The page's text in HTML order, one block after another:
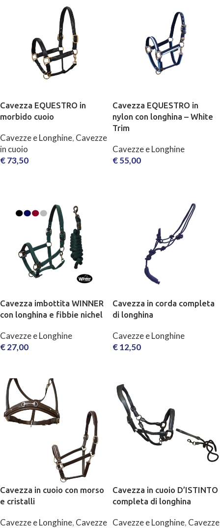
Cavezza EQUESTRO in
morbido cuoio
Cavezze e Longhine, Cavezze
in cuoio
€73,50
Cavezza EQUESTRO in
nylon con longhina – White
Trim
Cavezze e Longhine
€55,00
Cavezza imbottita WINNER
con longhina e fibbie nichel
Cavezze e Longhine
€27,00
Cavezza in corda completa
di longhina
Cavezze e Longhine
€12,50
Cavezza in cuoio con morso
e cristalli
Cavezze e Longhine, Cavezze
Cavezza in cuoio D’ISTINTO
completa di longhina
Cavezze e Longhine, Cavezze